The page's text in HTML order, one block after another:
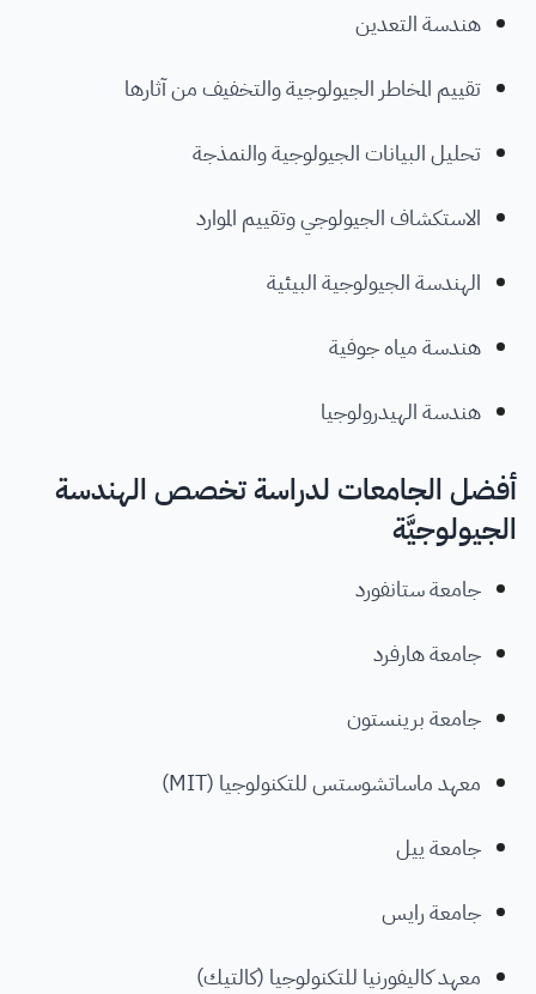
هندسة التعدين
تقييم المخاطر الجيولوجية والتخفيف من آثارها
تحليل البيانات الجيولوجية والنمذجة
الاستكشاف الجيولوجي وتقييم الموارد
الهندسة الجيولوجية البيئية
هندسة مياه جوفية
هندسة الهيدرولوجيا
أفضل الجامعات لدراسة تخصص الهندسة
الجيولوجيَّة
جامعة ستانفورد
جامعة هارفرد
جامعة برينستون
معهد ماساتشوستس للتكنولوجيا (MIT)
جامعة ييل
جامعة رايس
معهد كاليفورنيا للتكنولوجيا (كالتيك)